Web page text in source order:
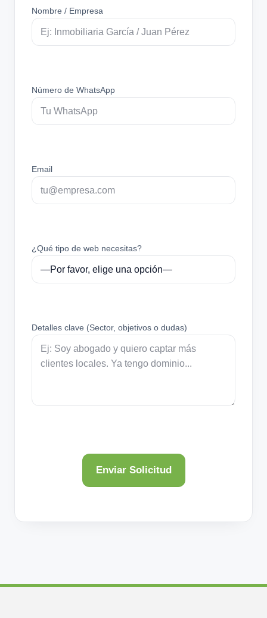
Nombre / Empresa
Número de WhatsApp
Email
¿Qué tipo de web necesitas?
Detalles clave (Sector, objetivos o dudas)